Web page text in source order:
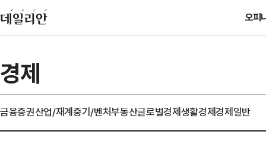
오피
경제
금융증권산업/재계중기/벤처부동산글로벌경제생활경제경제일반